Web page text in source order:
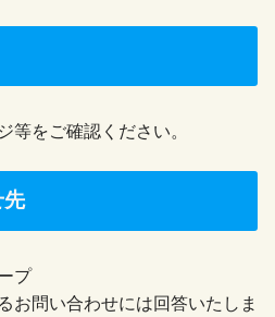
等をご確認ください。
先
プ
お問い合わせには回答いたしま